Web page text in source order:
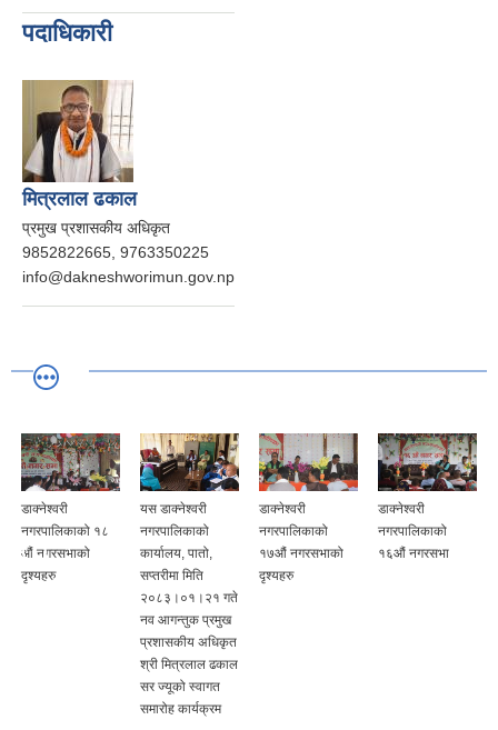
पदाधिकारी
मित्रलाल ढकाल
प्रमुख प्रशासकीय अधिकृत
9852822665, 9763350225
info@dakneshworimun.gov.np
डाक्नेश्वरी
नगरपालिकाको १८
औं नगरसभाको
दृश्यहरु
यस डाक्नेश्वरी
नगरपालिकाको
कार्यालय, पातो,
सप्तरीमा मिति
२०८३।०१।२१ गते
नव आगन्तुक प्रमुख
प्रशासकीय अधिकृत
श्री मित्रलाल ढकाल
सर ज्यूको स्वागत
समारोह कार्यक्रम
डाक्नेश्वरी
नगरपालिकाको
१७औं नगरसभाको
दृश्यहरु
डाक्नेश्वरी
नगरपालिकाको
१६औं नगरसभा